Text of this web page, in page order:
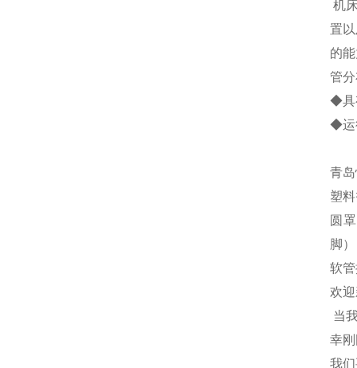
机
置
的
管
◆具
◆运
青
塑
圆
脚
软
欢
当
幸
我